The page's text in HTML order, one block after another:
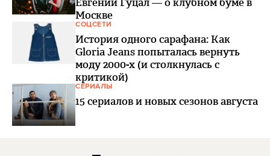
Москве
СОЦСЕТИ
История одного сарафана: Как
Gloria Jeans попыталась вернуть
моду 2000-х (и столкнулась с
критикой)
СЕРИАЛЫ
15 сериалов и новых сезонов августа